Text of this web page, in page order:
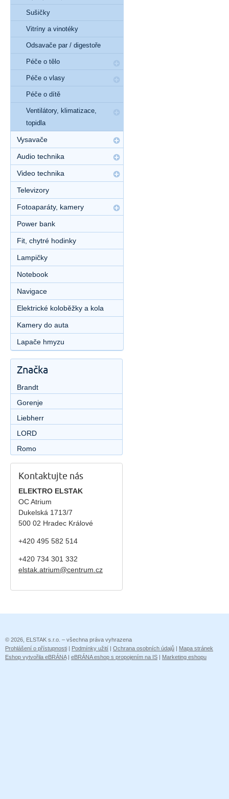
Sušičky
Vitríny a vinotéky
Odsavače par / digestoře
Péče o tělo
Péče o vlasy
Péče o dítě
Ventilátory, klimatizace,
topidla
Vysavače
Audio technika
Video technika
Televizory
Fotoaparáty, kamery
Power bank
Fit, chytré hodinky
Lampičky
Notebook
Navigace
Elektrické koloběžky a kola
Kamery do auta
Lapače hmyzu
Značka
Brandt
Gorenje
Liebherr
LORD
Romo
Kontaktujte nás
ELEKTRO ELSTAK
OC Atrium
Dukelská 1713/7
500 02 Hradec Králové
+420 495 582 514
+420 734 301 332
elstak.atrium@centrum.cz
© 2026, ELSTAK s.r.o. – všechna práva vyhrazena
Prohlášení o přístupnosti | Podmínky užití | Ochrana osobních údajů | Mapa stránek
Eshop vytvořila eBRÁNA| eBRÁNA eshop s propojením na IS | Marketing eshopu